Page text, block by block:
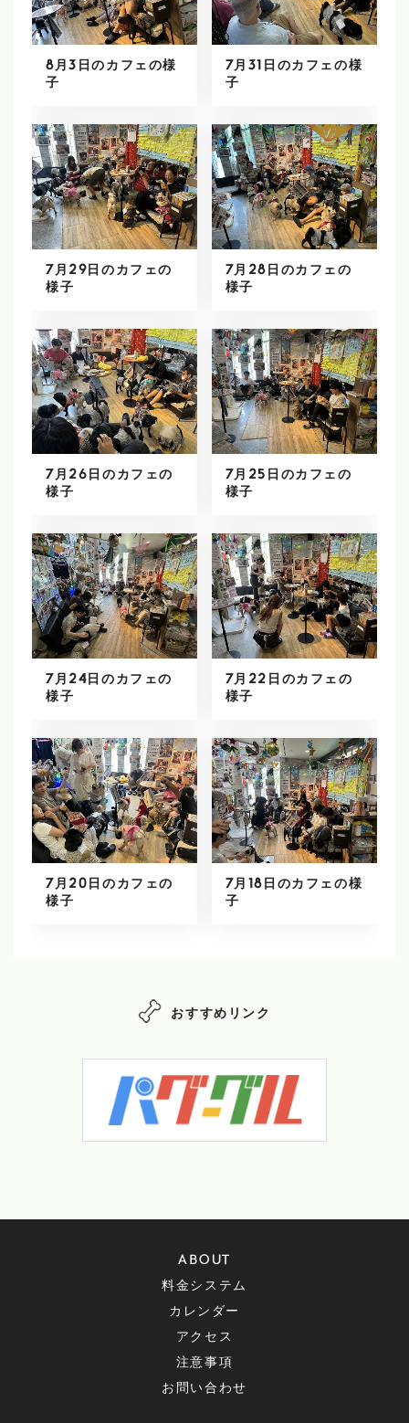
8月3日のカフェの様
子
7月31日のカフェの様
子
7月29日のカフェの
様子
7月28日のカフェの
様子
7月26日のカフェの
様子
7月25日のカフェの
様子
7月24日のカフェの
様子
7月22日のカフェの
様子
7月20日のカフェの
様子
7月18日のカフェの様
子
おすすめリンク
ABOUT
料金システム
カレンダー
アクセス
注意事項
お問い合わせ